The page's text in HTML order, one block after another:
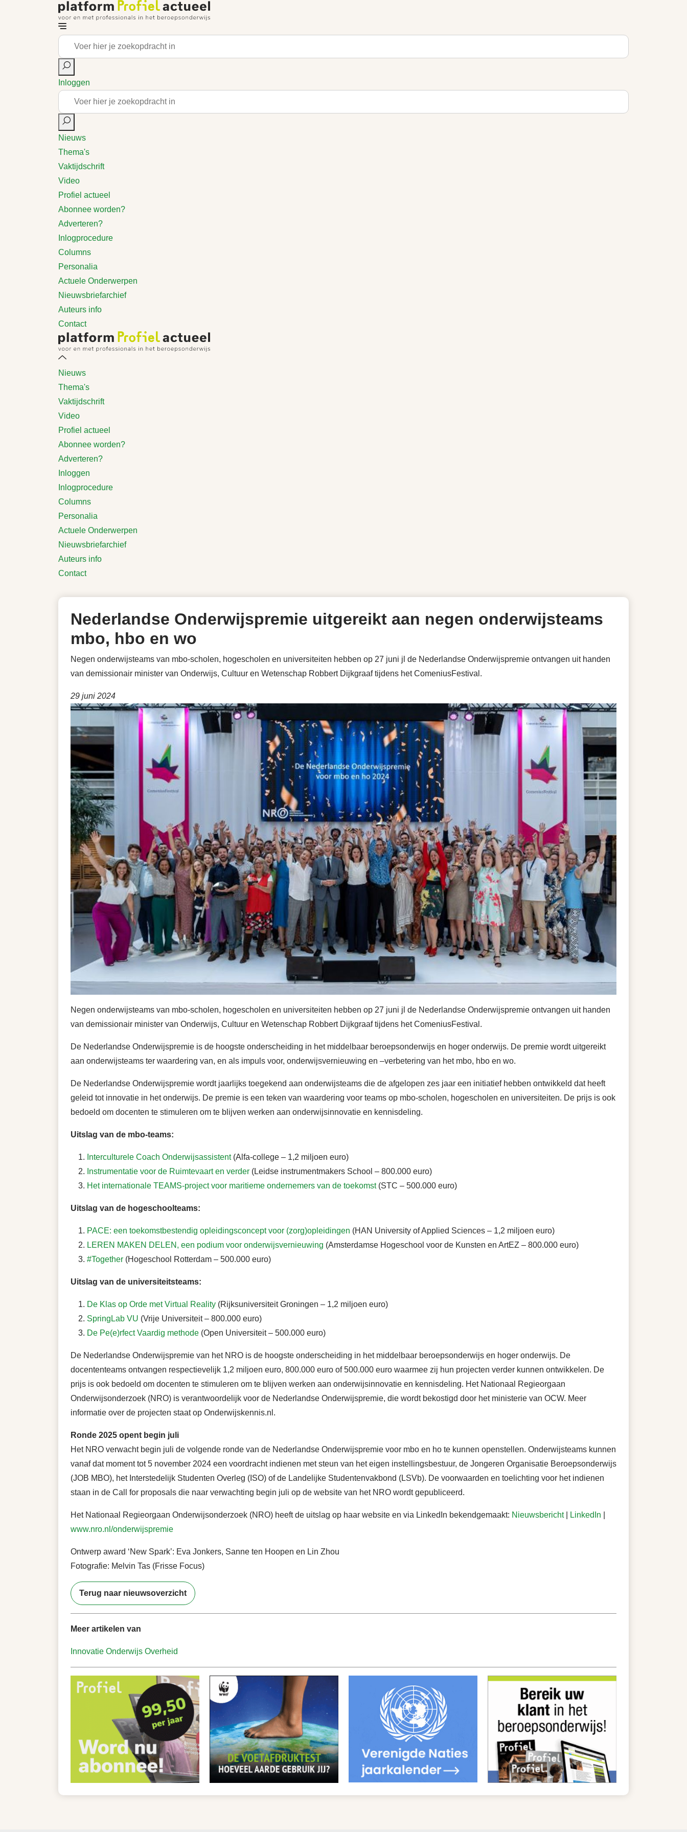
Inloggen
Nieuws
Thema's
Vaktijdschrift
Video
Profiel actueel
Abonnee worden?
Adverteren?
Inlogprocedure
Columns
Personalia
Actuele Onderwerpen
Nieuwsbriefarchief
Auteurs info
Contact
Nieuws
Thema's
Vaktijdschrift
Video
Profiel actueel
Abonnee worden?
Adverteren?
Inloggen
Inlogprocedure
Columns
Personalia
Actuele Onderwerpen
Nieuwsbriefarchief
Auteurs info
Contact
Nederlandse Onderwijspremie uitgereikt aan negen onderwijsteams
mbo, hbo en wo
Negen onderwijsteams van mbo-scholen, hogescholen en universiteiten hebben op 27 juni jl de Nederlandse Onderwijspremie ontvangen uit handen
van demissionair minister van Onderwijs, Cultuur en Wetenschap Robbert Dijkgraaf tijdens het ComeniusFestival.
29 juni 2024
Negen onderwijsteams van mbo-scholen, hogescholen en universiteiten hebben op 27 juni jl de Nederlandse Onderwijspremie ontvangen uit handen
van demissionair minister van Onderwijs, Cultuur en Wetenschap Robbert Dijkgraaf tijdens het ComeniusFestival.
De Nederlandse Onderwijspremie is de hoogste onderscheiding in het middelbaar beroepsonderwijs en hoger onderwijs. De premie wordt uitgereikt
aan onderwijsteams ter waardering van, en als impuls voor, onderwijsvernieuwing en –verbetering van het mbo, hbo en wo.
De Nederlandse Onderwijspremie wordt jaarlijks toegekend aan onderwijsteams die de afgelopen zes jaar een initiatief hebben ontwikkeld dat heeft
geleid tot innovatie in het onderwijs. De premie is een teken van waardering voor teams op mbo-scholen, hogescholen en universiteiten. De prijs is ook
bedoeld om docenten te stimuleren om te blijven werken aan onderwijsinnovatie en kennisdeling.
Uitslag van de mbo-teams:
Interculturele Coach Onderwijsassistent(Alfa-college – 1,2 miljoen euro)
Instrumentatie voor de Ruimtevaart en verder (Leidse instrumentmakers School – 800.000 euro)
Het internationale TEAMS-project voor maritieme ondernemers van de toekomst(STC – 500.000 euro)
Uitslag van de hogeschoolteams:
PACE: een toekomstbestendig opleidingsconcept voor (zorg)opleidingen (HAN University of Applied Sciences – 1,2 miljoen euro)
LEREN MAKEN DELEN, een podium voor onderwijsvernieuwing (Amsterdamse Hogeschool voor de Kunsten en ArtEZ – 800.000 euro)
#Together (Hogeschool Rotterdam – 500.000 euro)
Uitslag van de universiteitsteams:
De Klas op Orde met Virtual Reality (Rijksuniversiteit Groningen – 1,2 miljoen euro)
SpringLab VU (Vrije Universiteit – 800.000 euro)
De Pe(e)rfect Vaardig methode (Open Universiteit – 500.000 euro)
De Nederlandse Onderwijspremie van het NRO is de hoogste onderscheiding in het middelbaar beroepsonderwijs en hoger onderwijs. De
docententeams ontvangen respectievelijk 1,2 miljoen euro, 800.000 euro of 500.000 euro waarmee zij hun projecten verder kunnen ontwikkelen. De
prijs is ook bedoeld om docenten te stimuleren om te blijven werken aan onderwijsinnovatie en kennisdeling. Het Nationaal Regieorgaan
Onderwijsonderzoek (NRO) is verantwoordelijk voor de Nederlandse Onderwijspremie, die wordt bekostigd door het ministerie van OCW. Meer
informatie over de projecten staat op Onderwijskennis.nl.
Ronde 2025 opent begin juli
Het NRO verwacht begin juli de volgende ronde van de Nederlandse Onderwijspremie voor mbo en ho te kunnen openstellen. Onderwijsteams kunnen
vanaf dat moment tot 5 november 2024 een voordracht indienen met steun van het eigen instellingsbestuur, de Jongeren Organisatie Beroepsonderwijs
(JOB MBO), het Interstedelijk Studenten Overleg (ISO) of de Landelijke Studentenvakbond (LSVb). De voorwaarden en toelichting voor het indienen
staan in de Call for proposals die naar verwachting begin juli op de website van het NRO wordt gepubliceerd.
Het Nationaal Regieorgaan Onderwijsonderzoek (NRO) heeft de uitslag op haar website en via LinkedIn bekendgemaakt: Nieuwsbericht| LinkedIn
www.nro.nl/onderwijspremie
Ontwerp award ‘New Spark’: Eva Jonkers, Sanne ten Hoopen en Lin Zhou
Fotografie: Melvin Tas (Frisse Focus)
Terug naar nieuwsoverzicht
Meer artikelen van
Innovatie Onderwijs Overheid